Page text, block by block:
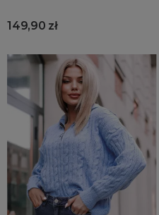
149,90 zł